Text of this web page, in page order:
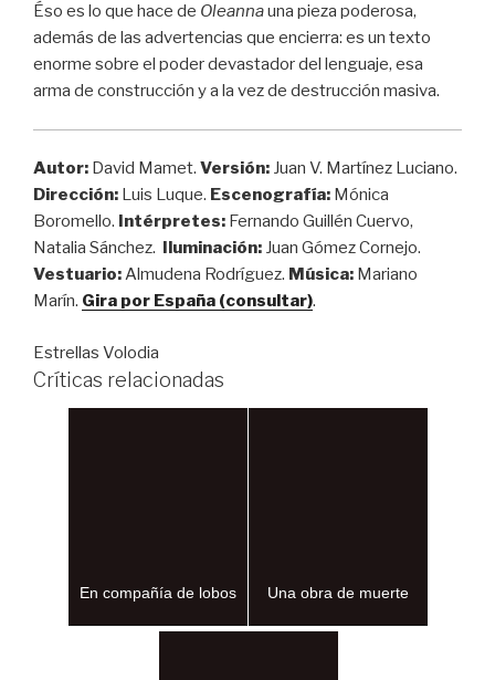
Éso es lo que hace de Oleannauna pieza poderosa,
además de las advertencias que encierra: es un texto
enorme sobre el poder devastador del lenguaje, esa
arma de construcción y a la vez de destrucción masiva.
Autor: David Mamet. Versión: Juan V. Martínez Luciano.
Dirección: Luis Luque. Escenografía: Mónica
Boromello. Intérpretes: Fernando Guillén Cuervo,
Natalia Sánchez. Iluminación: Juan Gómez Cornejo.
Vestuario:Almudena Rodríguez. Música: Mariano
Marín. Gira por España (consultar).
Estrellas Volodia
Críticas relacionadas
En compañía de lobos Una obra de muerte